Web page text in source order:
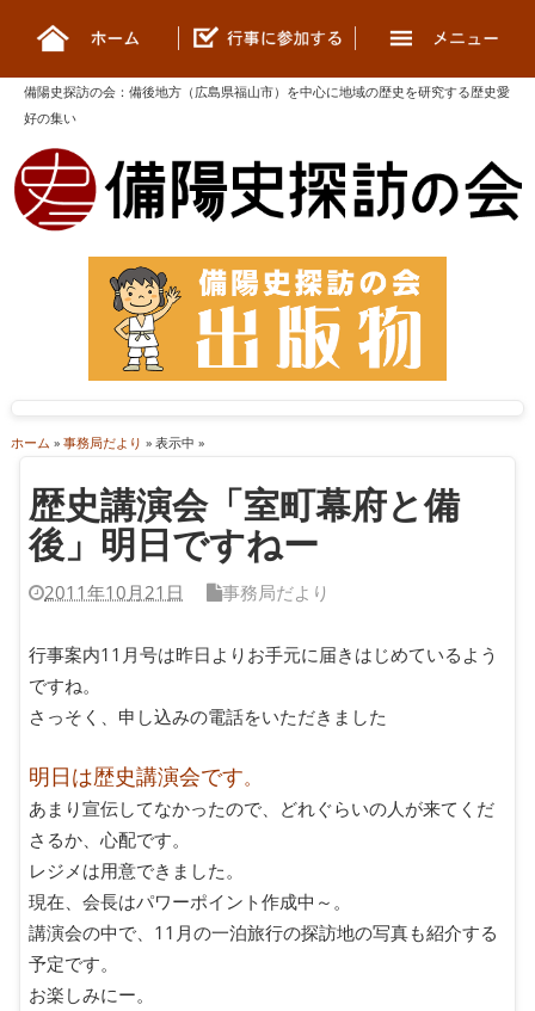
備陽史探訪の会 ： 備後地方（広島県福山市）を中心に地域の歴史を研究する歴史愛
好の集い
ホーム » 事務局だより » 表示中 »
歴史講演会「室町幕府と備
後」明日ですねー
2011年10月21日 事務局だより
行事案内11月号は昨日よりお手元に届きはじめているよう
ですね。
さっそく、申し込みの電話をいただきました
明日は歴史講演会です。
あまり宣伝してなかったので、どれぐらいの人が来てくだ
さるか、心配です。
レジメは用意できました。
現在、会長はパワーポイント作成中～。
講演会の中で、11月の一泊旅行の探訪地の写真も紹介する
予定です。
お楽しみにー。